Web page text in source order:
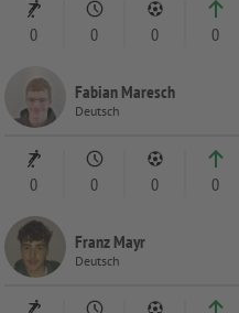
0 0 0 0
Fabian Maresch
Deutsch
0 0 0 0
Franz Mayr
Deutsch